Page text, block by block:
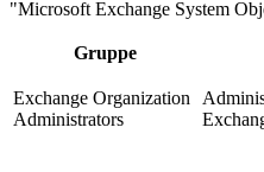
"Microsoft Exchange System
Gruppe
Exchange Organization
Administrators